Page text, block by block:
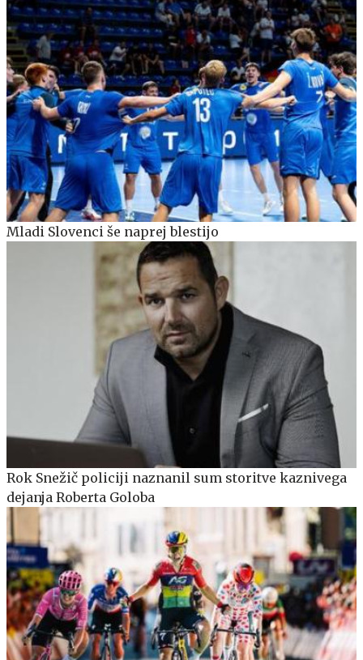
Mladi Slovenci še naprej blestijo
Rok Snežič policiji naznanil sum storitve kaznivega
dejanja Roberta Goloba